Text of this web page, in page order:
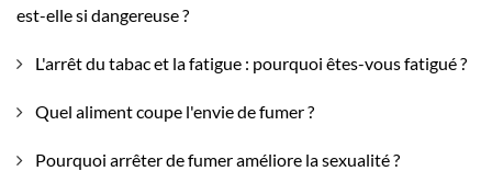
est-elle si dangereuse ?
L'arrêt du tabac et la fatigue : pourquoi êtes-vous fatigué ?
Quel aliment coupe l'envie de fumer ?
Pourquoi arrêter de fumer améliore la sexualité ?